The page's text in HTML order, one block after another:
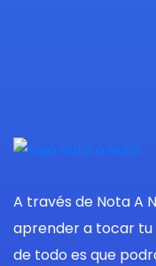
A través de Nota A
aprender a tocar
de todo es que